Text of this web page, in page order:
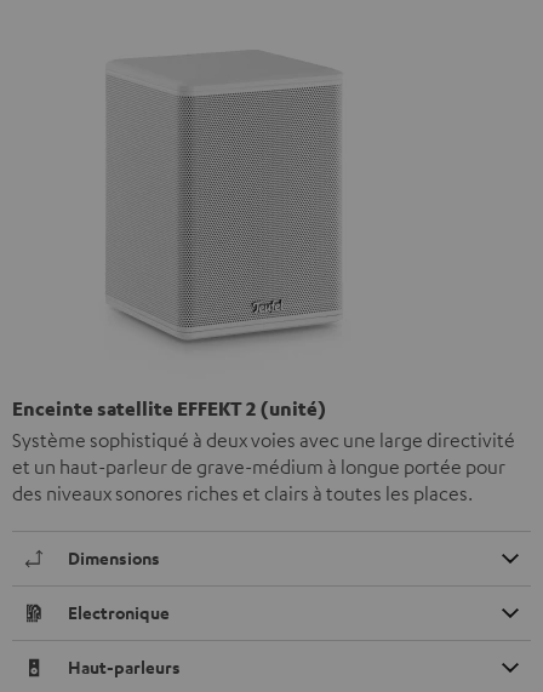
Enceinte satellite EFFEKT 2 (unité)
Système sophistiqué à deux voies avec une large directivité
et un haut-parleur de grave-médium à longue portée pour
des niveaux sonores riches et clairs à toutes les places.
Dimensions
Electronique
Haut-parleurs